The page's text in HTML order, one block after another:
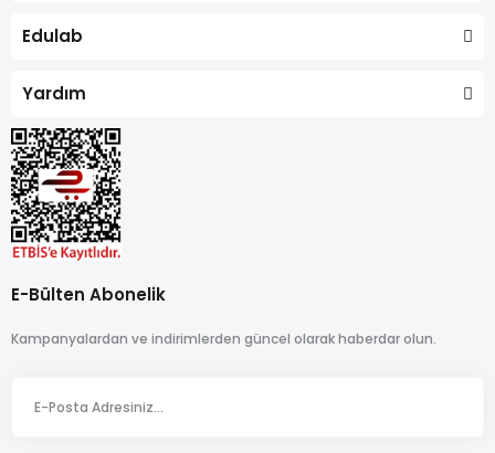
Edulab
Yardım
E-Bülten Abonelik
Kampanyalardan ve indirimlerden güncel olarak haberdar olun.